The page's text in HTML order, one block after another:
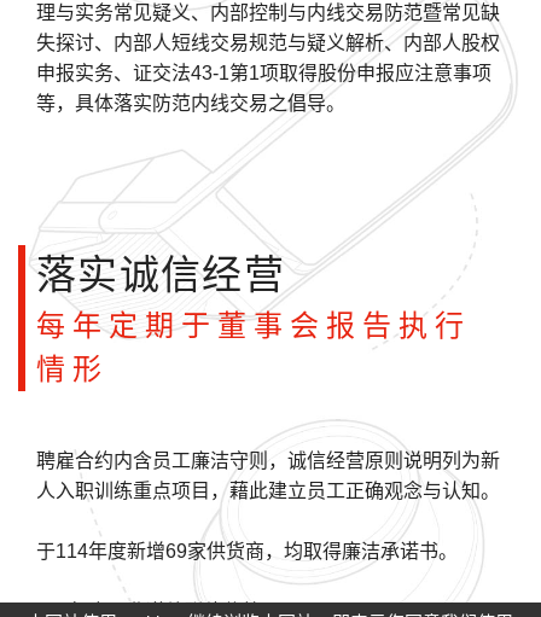
理与实务常见疑义、内部控制与内线交易防范暨常见缺
失探讨、内部人短线交易规范与疑义解析、内部人股权
申报实务、证交法43-1第1项取得股份申报应注意事项
等，具体落实防范内线交易之倡导。
落实诚信经营
每年定期于董事会报告执行
情形
聘雇合约内含员工廉洁守则，诚信经营原则说明列为新
人入职训练重点项目，藉此建立员工正确观念与认知。
于114年度新增69家供货商，均取得廉洁承诺书。
114年度从业道德联络信箱